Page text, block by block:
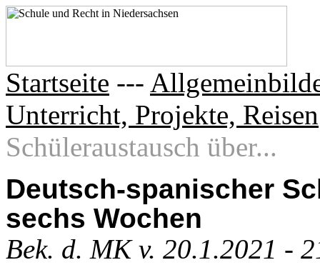
Startseite ---
Unterricht, Projekte, Reisen
Schüleraustausch über...
Deutsch-spanischer
sechs Wochen
Bek. d. MK v. 20.1.2021 -